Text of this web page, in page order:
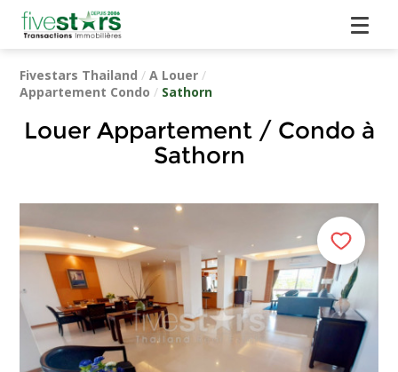
Fivestars Thailand /A Louer /
Appartement Condo / Sathorn
Louer Appartement / Condo à
Sathorn